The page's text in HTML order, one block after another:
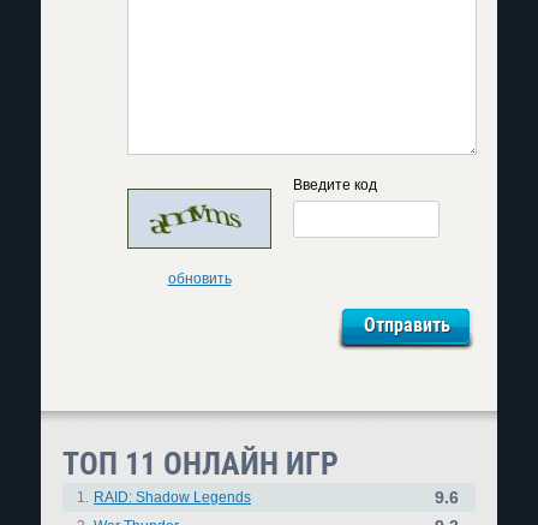
обновить
Введите код
ТОП 11 ОНЛАЙН ИГР
1. RAID: Shadow Legends 9.6